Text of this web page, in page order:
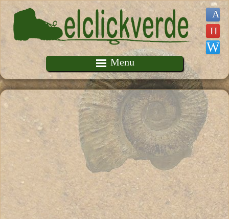
Pasar al contenido principal
Menu